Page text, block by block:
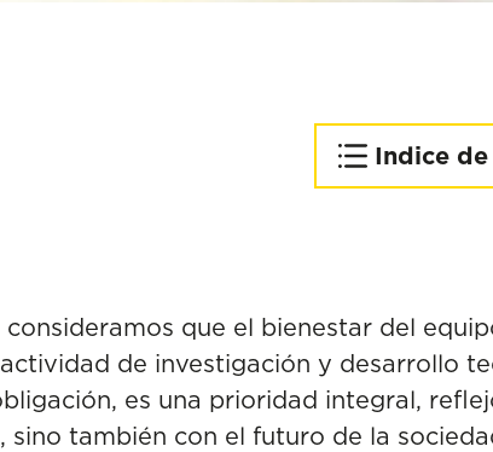
Indice
para el
consideramos que el bienestar del
de investigación y desarrollo
es una prioridad integral,
, sino también con el futuro de la